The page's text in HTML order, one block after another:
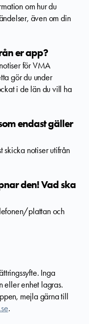
om hur du
även om din
er app?
för VMA
gör du under
i de län du vill ha
endast gäller
skicka notiser utifrån
den! Vad ska
plattan och
Inga
eller enhet lagras.
mejla gärna till
.